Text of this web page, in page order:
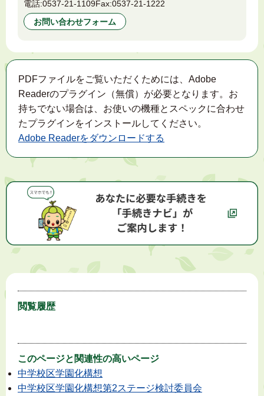
電話:0537-21-1109Fax:0537-21-1222
お問い合わせフォーム
PDFファイルをご覧いただくためには、Adobe
Readerのプラグイン（無償）が必要となります。お
持ちでない場合は、お使いの機種とスペックに合わせ
たプラグインをインストールしてください。
Adobe Readerをダウンロードする
閲覧履歴
このページと 関連性の高いページ
中学校区学園化構想
中学校区学園化構想第2ステージ検討委員会